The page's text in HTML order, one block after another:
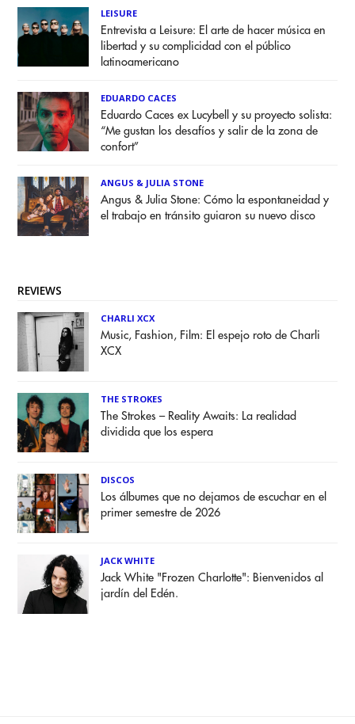
LEISURE
Entrevista a Leisure: El arte de hacer música en
libertad y su complicidad con el público
latinoamericano
EDUARDO CACES
Eduardo Caces ex Lucybell y su proyecto solista:
“Me gustan los desafíos y salir de la zona de
confort”
ANGUS & JULIA STONE
Angus & Julia Stone: Cómo la espontaneidad y
el trabajo en tránsito guiaron su nuevo disco
REVIEWS
CHARLI XCX
Music, Fashion, Film: El espejo roto de Charli
XCX
THE STROKES
The Strokes – Reality Awaits: La realidad
dividida que los espera
DISCOS
Los álbumes que no dejamos de escuchar en el
primer semestre de 2026
JACK WHITE
Jack White "Frozen Charlotte": Bienvenidos al
jardín del Edén.